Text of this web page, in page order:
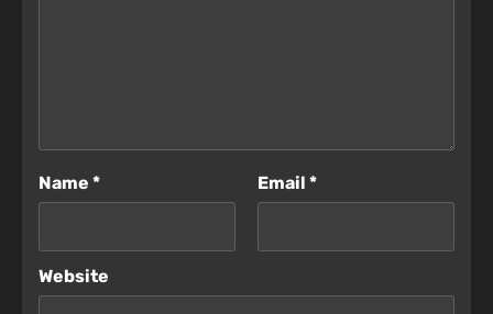
Name * Email *
Website